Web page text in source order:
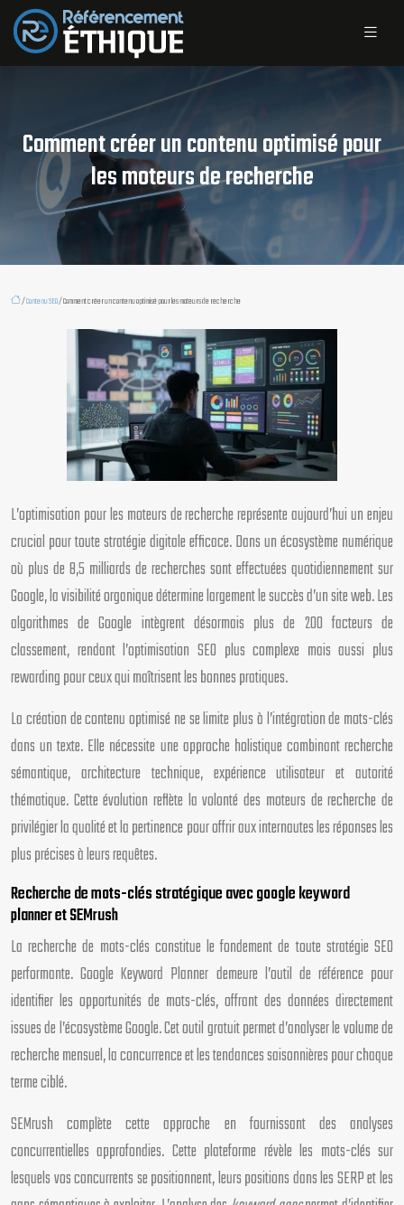
Comment créer un contenu optimisé pour
les moteurs de recherche
/Contenu SEO/ Comment créer un contenu optimisé pour les moteurs de recherche
L’optimisation pour les moteurs de recherche représente aujourd’hui un enjeu
crucial pour toute stratégie digitale efficace. Dans un écosystème numérique
où plus de 8,5 milliards de recherches sont effectuées quotidiennement sur
Google, la visibilité organique détermine largement le succès d’un site web. Les
algorithmes de Google intègrent désormais plus de 200 facteurs de
classement, rendant l’optimisation SEO plus complexe mais aussi plus
rewarding pour ceux qui maîtrisent les bonnes pratiques.
La création de contenu optimisé ne se limite plus à l’intégration de mots-clés
dans un texte. Elle nécessite une approche holistique combinant recherche
sémantique, architecture technique, expérience utilisateur et autorité
thématique. Cette évolution reflète la volonté des moteurs de recherche de
privilégier la qualité et la pertinence pour offrir aux internautes les réponses les
plus précises à leurs requêtes.
Recherche de mots-clés stratégique avec google keyword
planner et SEMrush
La recherche de mots-clés constitue le fondement de toute stratégie SEO
performante. Google Keyword Planner demeure l’outil de référence pour
identifier les opportunités de mots-clés, offrant des données directement
issues de l’écosystème Google. Cet outil gratuit permet d’analyser le volume de
recherche mensuel, la concurrence et les tendances saisonnières pour chaque
terme ciblé.
SEMrush complète cette approche en fournissant des analyses
concurrentielles approfondies. Cette plateforme révèle les mots-clés sur
lesquels vos concurrents se positionnent, leurs positions dans les SERP et les